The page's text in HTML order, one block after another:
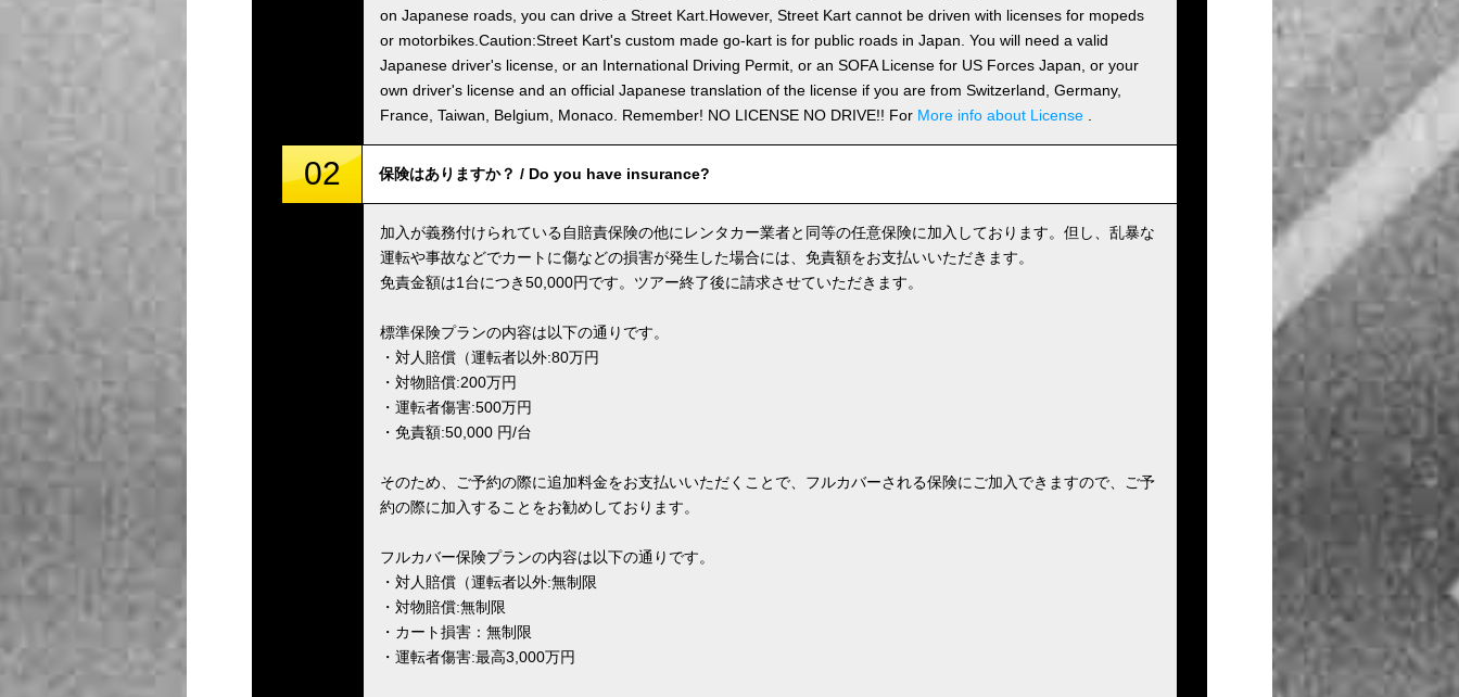
on Japanese roads, you can drive a Street Kart.However, Street Kart cannot be driven with licenses for mopeds
or motorbikes.Caution:Street Kart's custom made go-kart is for public roads in Japan. You will need a valid
Japanese driver's license, or an International Driving Permit, or an SOFA License for US Forces Japan, or your
own driver's license and an official Japanese translation of the license if you are from Switzerland, Germany,
France, Taiwan, Belgium, Monaco. Remember! NO LICENSE NO DRIVE!! For More info about License
02 保険はありますか？ / Do you have insurance?
加入が義務付けられている自賠責保険の他にレンタカー業者と同等の任意保険に加入しております。但し、乱暴な
運転や事故などでカートに傷などの損害が発生した場合には、免責額をお支払いいただきます。
免責金額は1台につき50,000円です。ツアー終了後に請求させていただきます。
標準保険プランの内容は以下の通りです。
・対人賠償（運転者以外:80万円
・対物賠償:200万円
・運転者傷害:500万円
・免責額:50,000 円/台
そのため、ご予約の際に追加料金をお支払いいただくことで、フルカバーされる保険にご加入できますので、ご予
約の際に加入することをお勧めしております。
フルカバー保険プランの内容は以下の通りです。
・対人賠償（運転者以外:無制限
・対物賠償:無制限
・カート損害：無制限
・運転者傷害:最高3,000万円